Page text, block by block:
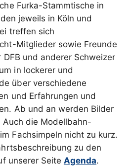
Furka-Stammtische in
jeweils in Köln und
treffen sich
Mitglieder sowie Freunde
und anderer Schweizer
in lockerer und
über verschiedene
und Erfahrungen und
Ab und an werden Bilder
die Modellbahn-
Fachsimpeln nicht zu kurz.
zu den
unserer Seite Agenda.